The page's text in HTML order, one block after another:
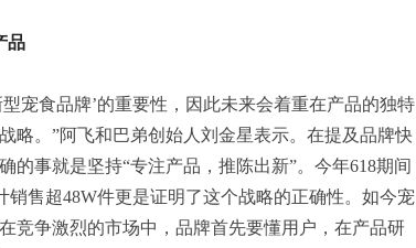
品
宠食品牌’的重要性，因此未来会着重在产品的独特
略。”阿飞和巴弟创始人刘金星表示。在提及品牌快
的事就是坚持“专注产品，推陈出新”。今年618期间
销售超48W件更是证明了这个战略的正确性。如今宠
竞争激烈的市场中，品牌首先要懂用户，在产品研